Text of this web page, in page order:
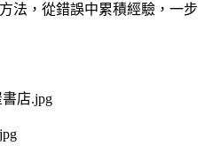
法，從錯誤中累積經驗，一步